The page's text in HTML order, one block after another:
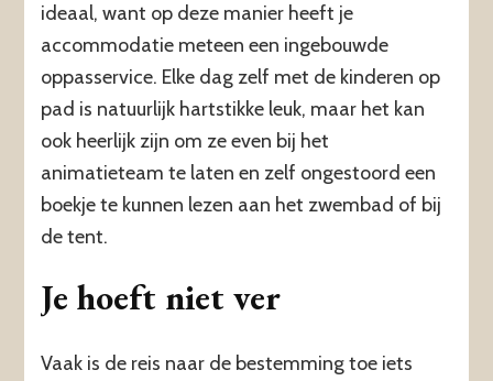
ideaal, want op deze manier heeft je
accommodatie meteen een ingebouwde
oppasservice. Elke dag zelf met de kinderen op
pad is natuurlijk hartstikke leuk, maar het kan
ook heerlijk zijn om ze even bij het
animatieteam te laten en zelf ongestoord een
boekje te kunnen lezen aan het zwembad of bij
de tent.
Je hoeft niet ver
Vaak is de reis naar de bestemming toe iets